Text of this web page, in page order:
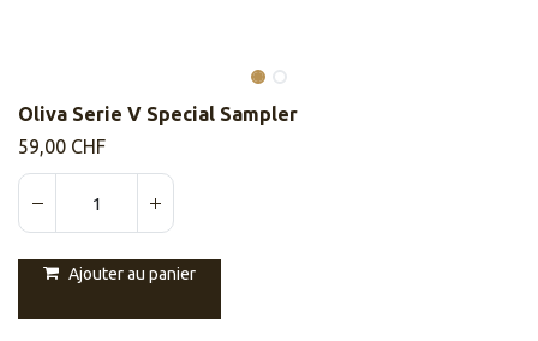
Oliva Serie V Special Sampler
59,00 CHF
Ajouter au panier